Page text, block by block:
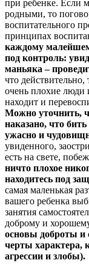
при ребенке. Если
родными, то
воспитательного
принципах
каждому
под контроль:
маньяка –
что
очень плохие люди
находит и
Можно уточнить,
наказано, что
ужасно и
увиденного,
есть на свете,
ничто плохое
находитесь под
самая маленькая
вашего ребенка
занятия
доброму и
основы доброты и
черты характера,
агрессии и злобы).